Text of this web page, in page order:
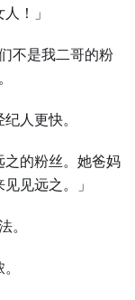
！」
不是我二哥的粉
人更快。
之的粉丝。她爸妈
见远之。」
。